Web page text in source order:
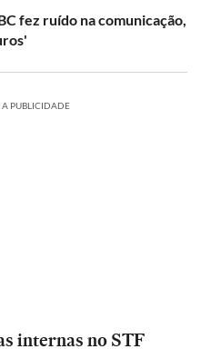
fez ruído na comunicação,
PUBLICIDADE
internas no STF